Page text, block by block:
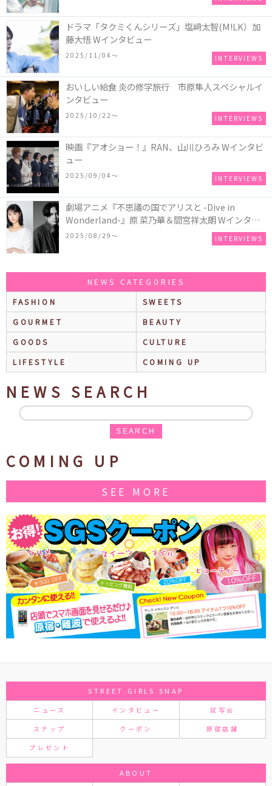
ドラマ「タクミくんシリーズ」塩﨑太智(M!LK）加
藤大悟 Wインタビュー
2025/11/04〜 INTERVIEWS
おいしい給食 炎の修学旅行 市原隼人スペシャルイ
ンタビュー
2025/10/22〜 INTERVIEWS
映画『アオショー！』RAN、山川ひろみ Wインタビ
ュー
2025/09/04〜 INTERVIEWS
劇場アニメ『不思議の国でアリスと -Dive in
Wonderland-』原 菜乃華＆間宮祥太朗 Wインタビ
ュー
2025/08/29〜 INTERVIEWS
NEWS CATEGORIES
FASHION
SWEETS
GOURMET
BEAUTY
GOODS
CULTURE
LIFESTYLE
COMING UP
NEWS SEARCH
SEARCH
COMING UP
SEE MORE
STREET GIRLS SNAP
ニュース インタビュー 試写会
スナップ クーポン 原宿店舗
プレゼント
ABOUT